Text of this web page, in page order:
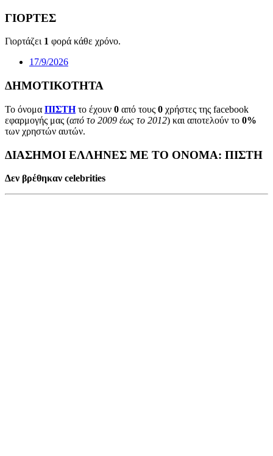
ΓΙΟΡΤΕΣ
Γιορτάζει 1 φορά κάθε χρόνο.
17/9/2026
ΔΗΜΟΤΙΚΟΤΗΤΑ
Το όνομα ΠΙΣΤΗτο έχουν 0 από τους 0 χρήστες της facebook
εφαρμογής μας (από το 2009 έως το 2012) και αποτελούν το 0%
των χρηστών αυτών.
ΔΙΑΣΗΜΟΙ ΕΛΛΗΝΕΣ ΜΕ ΤΟ ΟΝΟΜΑ: ΠΙΣΤΗ
Δεν βρέθηκαν celebrities